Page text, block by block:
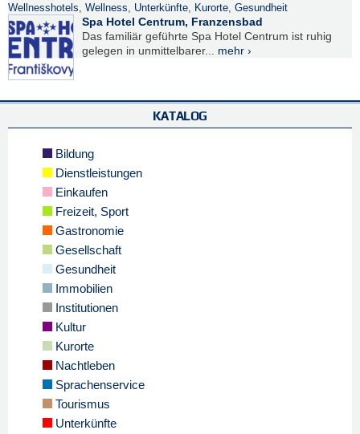
Wellnesshotels
Wellness Unterkünfte Kurorte Gesundheit
Spa Hotel Centrum, Franzensbad
Das familiär geführte Spa Hotel Centrum ist ruhig
gelegen in unmittelbarer... mehr ›
KATALOG
Bildung
Dienstleistungen
Einkaufen
Freizeit, Sport
Gastronomie
Gesellschaft
Gesundheit
Immobilien
Institutionen
Kultur
Kurorte
Nachtleben
Sprachenservice
Tourismus
Unterkünfte